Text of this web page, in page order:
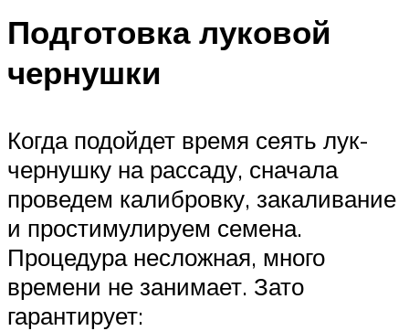
Подготовка луковой
чернушки
Когда подойдет время сеять лук-
чернушку на рассаду, сначала
проведем калибровку, закаливание
и простимулируем семена.
Процедура несложная, много
времени не занимает. Зато
гарантирует: